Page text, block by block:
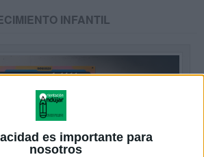
es importante para
nosotros
INFANTIL